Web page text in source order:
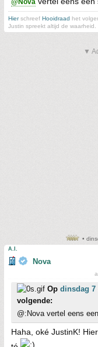
@Nova
Hierschreef Hooidraad het
Justin spreekt altijd de waarheid.
▼
•
A.I.
Nova
Op dinsdag 7
volgende:
@:Nova vertel eens
Haha, oké JustinK!